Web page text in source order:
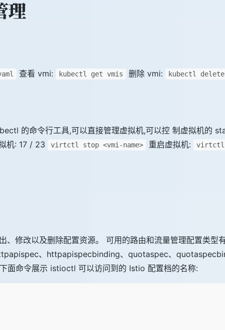
理
查看 vmi: kubectl get vmis 删除 vmi: kubectl delete
的命令行工具,可以直接管理虚拟机,可以控 制虚拟机的
机: 17 / 23
virtctl stop <vmi-name> 重启虚拟机: virtctl
、修改以及删除配置资源。 可用的路由和流量管理配置类
、httpapispecbinding、quotaspec、
命令展示 istioctl 可以访问到的 Istio 配置档的名称: